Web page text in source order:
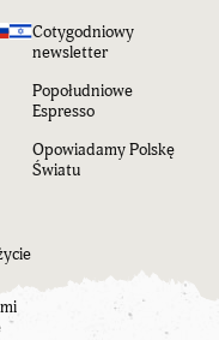
Cotygodniowy
newsletter
Popołudniowe
Espresso
Opowiadamy Polskę
Światu